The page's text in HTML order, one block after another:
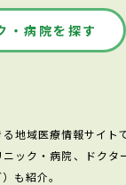
・病院を探す
地域医療情報サイトで
ック・病院、ドクタ
も紹介。